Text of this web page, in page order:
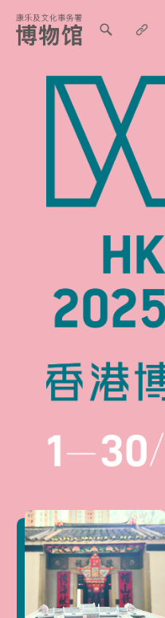
30/11/2025
SELECTED
CATEGORIES:
NONE